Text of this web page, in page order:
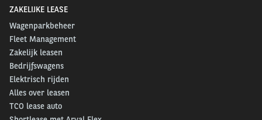
ZAKELIJKE LEASE
Wagenparkbeheer
Fleet Management
Zakelijk leasen
Bedrijfswagens
Elektrisch rijden
Alles over leasen
TCO lease auto